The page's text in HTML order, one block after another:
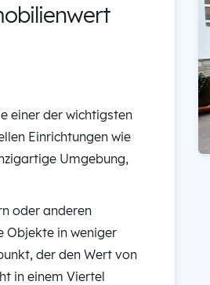
einer der wichtigsten
Einrichtungen wie
Umgebung,
oder anderen
Objekte in weniger
der den Wert von
in einem Viertel